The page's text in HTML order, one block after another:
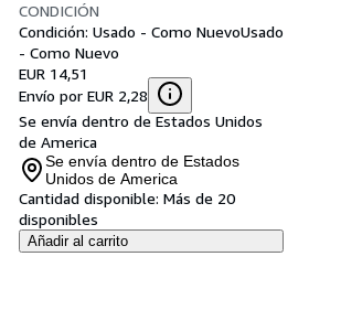
CONDICIÓN
Condición: Usado - Como NuevoUsado
- Como Nuevo
EUR 14,51
Envío por EUR 2,28
Se envía dentro de Estados Unidos
de America
Se envía dentro de Estados
Unidos de America
Cantidad disponible: Más de 20
disponibles
Añadir al carrito